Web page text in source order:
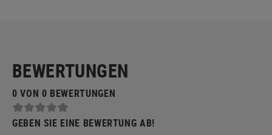
BEWERTUNGEN
0 VON 0 BEWERTUNGEN
GEBEN SIE EINE BEWERTUNG AB!